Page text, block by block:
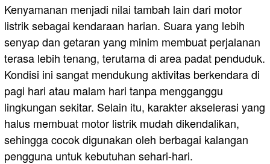
Kenyamanan menjadi nilai tambah lain dari motor
listrik sebagai kendaraan harian. Suara yang lebih
senyap dan getaran yang minim membuat perjalanan
terasa lebih tenang, terutama di area padat penduduk.
Kondisi ini sangat mendukung aktivitas berkendara di
pagi hari atau malam hari tanpa mengganggu
lingkungan sekitar. Selain itu, karakter akselerasi yang
halus membuat motor listrik mudah dikendalikan,
sehingga cocok digunakan oleh berbagai kalangan
pengguna untuk kebutuhan sehari-hari.